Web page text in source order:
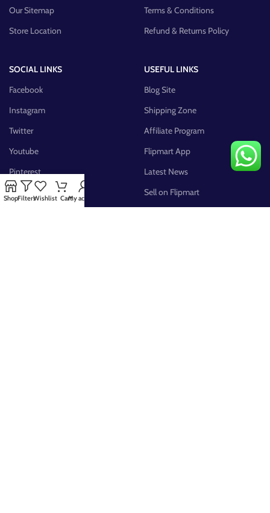
Our Sitemap
Store Location
Terms & Conditions
Refund & Returns Policy
SOCIAL LINKS
Facebook
Instagram
Twitter
Youtube
Pinterest
FB Group
USEFUL LINKS
Blog Site
Shipping Zone
Affiliate Program
Flipmart App
Latest News
Sell on Flipmart
ShopFiltersWishlist CartMy account